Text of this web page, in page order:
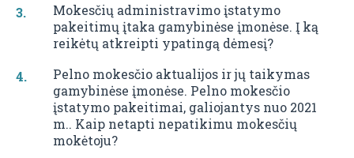
Mokesčių administravimo įstatymo
pakeitimų įtaka gamybinėse įmonėse. Į ką
reikėtų atkreipti ypatingą dėmesį?
Pelno mokesčio aktualijos ir jų taikymas
gamybinėse įmonėse. Pelno mokesčio
įstatymo pakeitimai, galiojantys nuo 2021
m.. Kaip netapti nepatikimu mokesčių
mokėtoju?